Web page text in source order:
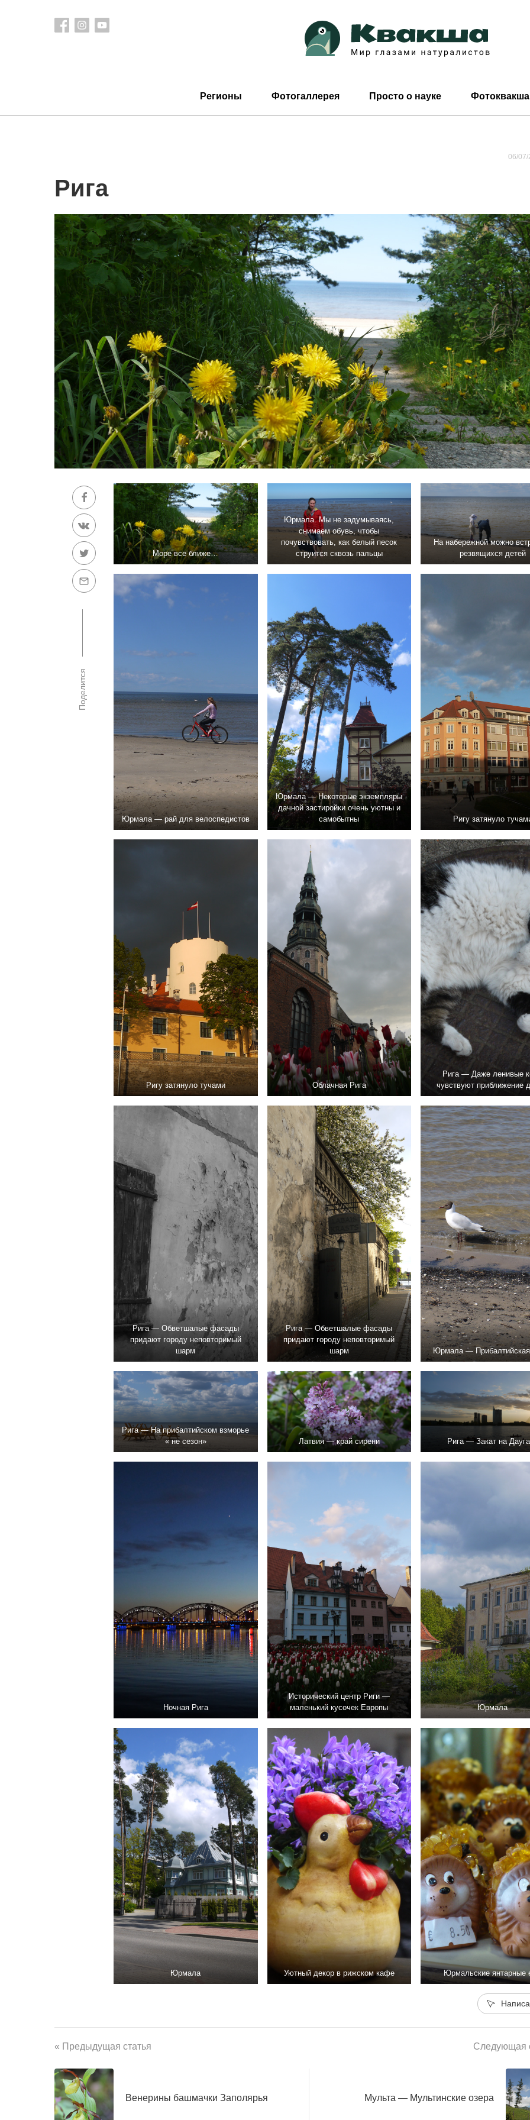
Регионы Фотогаллерея Просто о науке Фотоквакша
06/07/
Рига
Поделится
Море все ближе…
Юрмала. Мы не задумываясь,
снимаем обувь, чтобы
почувствовать, как белый песок
струится сквозь пальцы
На набережной можно
резвящихся детей
Юрмала — рай для велоспедистов
Юрмала — Некоторые экземпляры
дачной застиройки очень уютны и
самобытны
Ригу затянуло
Ригу затянуло тучами Облачная Рига
Рига — Даже ленивые
чувствуют приближение
Рига — Обветшалые фасады
придают городу неповторимый
шарм
Рига — Обветшалые фасады
придают городу неповторимый
шарм
Юрмала — Прибалтийская
Рига — На прибалтийском взморье
« не сезон»
Латвия — край сирени Рига — Закат на
Ночная Рига
Исторический центр Риги —
маленький кусочек Европы
Юрмала
Юрмала Уютный декор в рижском кафе Юрмальские янтарные
« Предыдущая статья
Венерины башмачки Заполярья
Следующая
Мульта — Мультинские озера